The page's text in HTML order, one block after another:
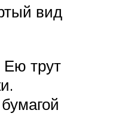
вид
трут